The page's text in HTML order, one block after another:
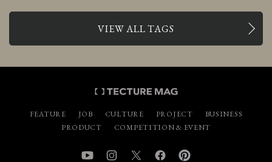
VIEW ALL TAGS
FEATURE JOB CULTURE PROJECT
BUSINESS
PRODUCT
COMPETITION & EVENT
YouTube InstagramTwitter Facebook